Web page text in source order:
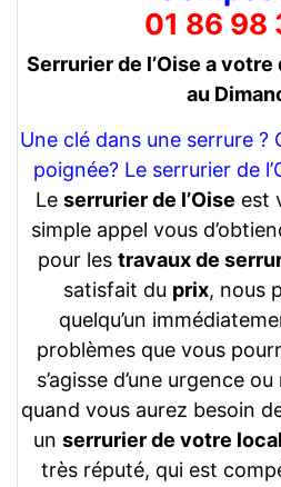
01 86 98
Serrurier de l’Oise a
au
Une clé dans une serrure ?
poignée? Le serrurier de
Le serrurier de l’Oise est
simple appel vous
pour les travaux de
satisfait du prix, nous
quelqu’un
problèmes que vous
s’agisse d’une urgence
quand vous aurez besoin
un serrurier de votre
très réputé, qui est